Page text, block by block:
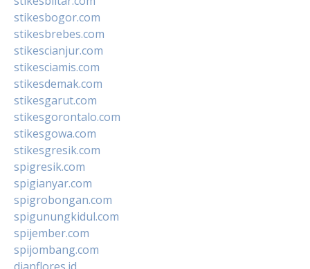
stikesbogor.com
stikesbrebes.com
stikescianjur.com
stikesciamis.com
stikesdemak.com
stikesgarut.com
stikesgorontalo.com
stikesgowa.com
stikesgresik.com
spigresik.com
spigianyar.com
spigrobongan.com
spigunungkidul.com
spijember.com
spijombang.com
dianflores.id